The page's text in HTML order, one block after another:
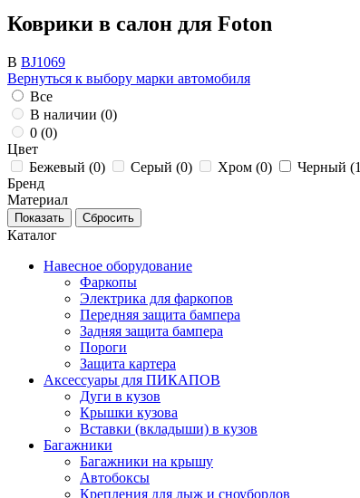
Коврики в салон для Foton
B BJ1069
Вернуться к выбору марки автомобиля
Все
В наличии (0)
0 (0)
Цвет
Бежевый (0) Серый (0) Хром (0) Черный (1
Бренд
Материал
Каталог
Навесное оборудование
Фаркопы
Электрика для фаркопов
Передняя защита бампера
Задняя защита бампера
Пороги
Защита картера
Аксессуары для ПИКАПОВ
Дуги в кузов
Крышки кузова
Вставки (вкладыши) в кузов
Багажники
Багажники на крышу
Автобоксы
Крепления для лыж и сноубордов